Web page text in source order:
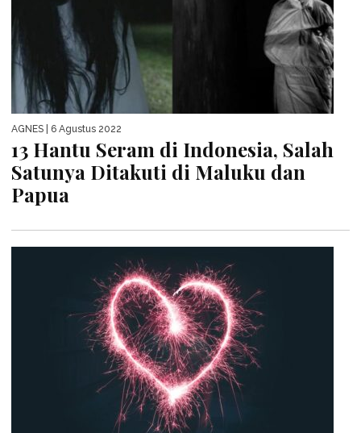
AGNES | 6 Agustus 2022
13 Hantu Seram di Indonesia, Salah
Satunya Ditakuti di Maluku dan
Papua